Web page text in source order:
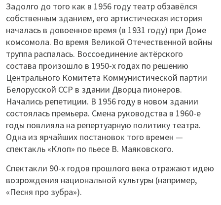
Задолго до того как в 1956 году театр обзавёлся
собственным зданием, его артистическая история
началась в довоенное время (в 1931 году) при Доме
комсомола. Во время Великой Отечественной войны
труппа распалась. Воссоединение актёрского
состава произошло в 1950-х годах по решению
Центрального Комитета Коммунистической партии
Белорусской ССР в здании Дворца пионеров.
Начались репетиции. В 1956 году в новом здании
состоялась премьера. Смена руководства в 1960-е
годы повлияла на репертуарную политику театра.
Одна из ярчайших постановок того времен —
спектакль «Клоп» по пьесе В. Маяковского.
Спектакли 90-х годов прошлого века отражают идею
возрождения национальной культуры (например,
«Песня про зубра»).